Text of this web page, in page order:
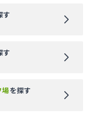
す
す
場を探す